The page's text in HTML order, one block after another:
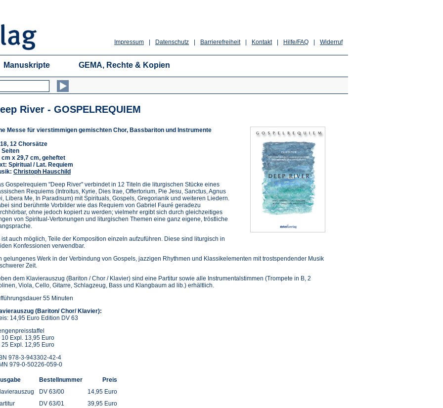
Widerruf
Hilfe/FAQ
Kontakt
Barrierefreiheit
Datenschutz
Impressum
Manuskripte GEMA, Rechte & Kopien
River - GOSPELREQUIEM
Messe für vierstimmigen gemischten Chor, Bassbariton und Instrumente
12 Chorsätze
Seiten
cm x 29,7 cm, geheftet
Spiritual / Lat. Requiem
Christoph Hauschild
Gospelrequiem "Deep River" verbindet in 12 Titeln die liturgischen Stücke eines
Requiems (Introitus, Kyrie, Dies Irae, Offertorium, Pie Jesu, Sanctus, Agnus
Libera Me, In Paradisum) mit Spirituals, Gospels, Gregorianik und weiteren Liedern.
sind berühmte Vorbilder wie das Requiem von Gabriel Fauré geradezu
ohne jedoch kopiert zu werden; vielmehr ergibt sich durch gleichzeitiges
von Spiritual-Vertonungen und liturgischen Themen eine ganz eigene, tröstliche
ist auch möglich, Teile der Komposition einzeln aufzuführen. Diese sind liturgisch in
Konfessionen verwendbar.
gelungenes Werk in der Verbindung von Gospels, jazzigen Rhythmen und Klassikelementen mit trostspendender Musik
Zeit.
dem Klavierauszug (Bariton / Chor / Klavier) sind eine Partitur sowie alle Instrumentalstimmen (Trompete in B, 2
Viola, Cello, Gitarre, Schlagzeug, Bass und Klangbaum ad lib.) erhältlich.
55 Minuten
(Bariton/ Chor/ Klavier):
14,95 Euro Edition DV 63
10 Expl. 13,95 Euro
25 Expl. 12,95 Euro
978-3-943302-42-4
979-0-50226-059-0
Bestellnummer
Preis
DV 63/00
14,95 Euro
DV 63/01 39,95 Euro